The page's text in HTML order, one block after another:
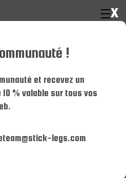
homme
x
!
et recevez un
% valable sur tous vos
legs.com